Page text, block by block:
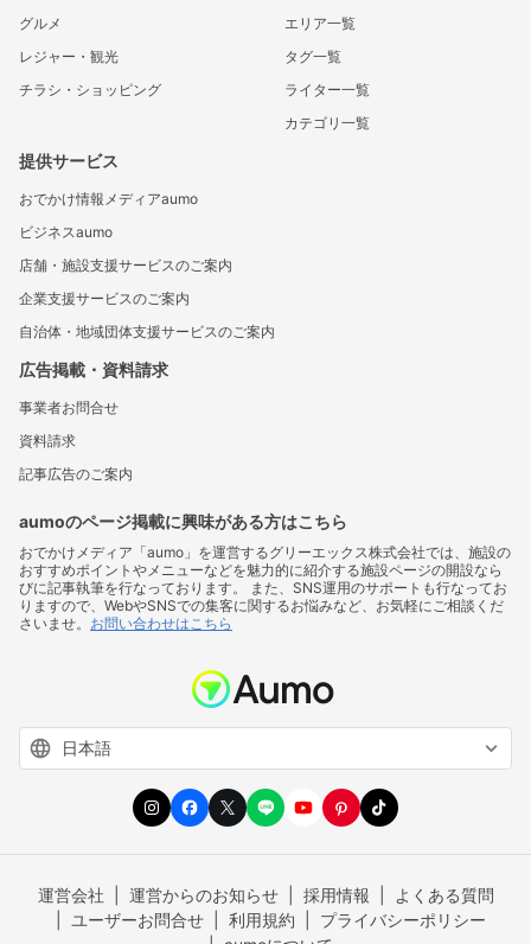
グルメ
レジャー・観光
チラシ・ショッピング
エリア一覧
タグ一覧
ライター一覧
カテゴリ一覧
提供サービス
おでかけ情報メディアaumo
ビジネスaumo
店舗・施設支援サービスのご案内
企業支援サービスのご案内
自治体・地域団体支援サービスのご案内
広告掲載・資料請求
事業者お問合せ
資料請求
記事広告のご案内
aumoのページ掲載に興味がある方はこちら
おでかけメディア「aumo」を運営するグリーエックス株式会社では、施設の
おすすめポイントやメニューなどを魅力的に紹介する施設ページの開設なら
びに記事執筆を行なっております。 また、SNS運用のサポートも行なってお
りますので、WebやSNSでの集客に関するお悩みなど、お気軽にご相談くだ
さいませ。 お問い合わせはこちら
運営会社 運営からのお知らせ 採用情報
よくある質問
ユーザーお問合せ
利用規約
プライバシーポリシー